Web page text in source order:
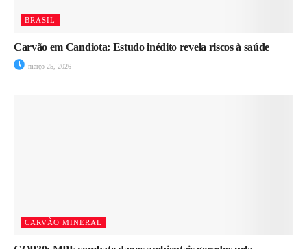
BRASIL
Carvão em Candiota: Estudo inédito revela riscos à saúde
março 25, 2026
CARVÃO MINERAL